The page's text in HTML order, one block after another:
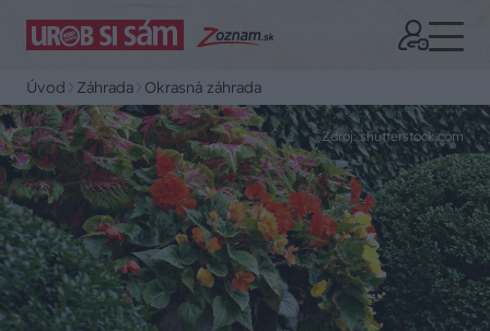
Úvod Záhrada Okrasná záhrada
Zdroj: shutterstock.com